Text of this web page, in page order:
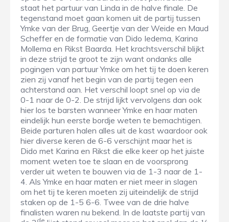
staat het partuur van Linda in de halve finale. De
tegenstand moet gaan komen uit de partij tussen
Ymke van der Brug, Geertje van der Weide en Maud
Scheffer en de formatie van Dido Iedema, Karina
Mollema en Rikst Baarda. Het krachtsverschil blijkt
in deze strijd te groot te zijn want ondanks alle
pogingen van partuur Ymke om het tij te doen keren
zien zij vanaf het begin van de partij tegen een
achterstand aan. Het verschil loopt snel op via de
0-1 naar de 0-2. De strijd lijkt vervolgens dan ook
hier los te barsten wanneer Ymke en haar maten
eindelijk hun eerste bordje weten te bemachtigen.
Beide parturen halen alles uit de kast waardoor ook
hier diverse keren de 6-6 verschijnt maar het is
Dido met Karina en Rikst die elke keer op het juiste
moment weten toe te slaan en de voorsprong
verder uit weten te bouwen via de 1-3 naar de 1-
4. Als Ymke en haar maten er niet meer in slagen
om het tij te keren moeten zij uiteindelijk de strijd
staken op de 1-5 6-6. Twee van de drie halve
finalisten waren nu bekend. In de laatste partij van
de